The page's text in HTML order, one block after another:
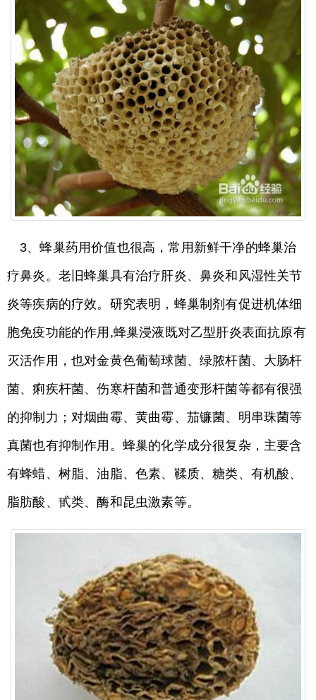
3、蜂巢药用价值也很高，常用新鲜干净的蜂巢治
疗鼻炎。老旧蜂巢具有治疗肝炎、鼻炎和风湿性关节
炎等疾病的疗效。研究表明，蜂巢制剂有促进机体细
胞免疫功能的作用,蜂巢浸液既对乙型肝炎表面抗原有
灭活作用，也对金黄色葡萄球菌、绿脓杆菌、大肠杆
菌、痢疾杆菌、伤寒杆菌和普通变形杆菌等都有很强
的抑制力；对烟曲霉、黄曲霉、茄镰菌、明串珠菌等
真菌也有抑制作用。蜂巢的化学成分很复杂，主要含
有蜂蜡、树脂、油脂、色素、鞣质、糖类、有机酸、
脂肪酸、甙类、酶和昆虫激素等。